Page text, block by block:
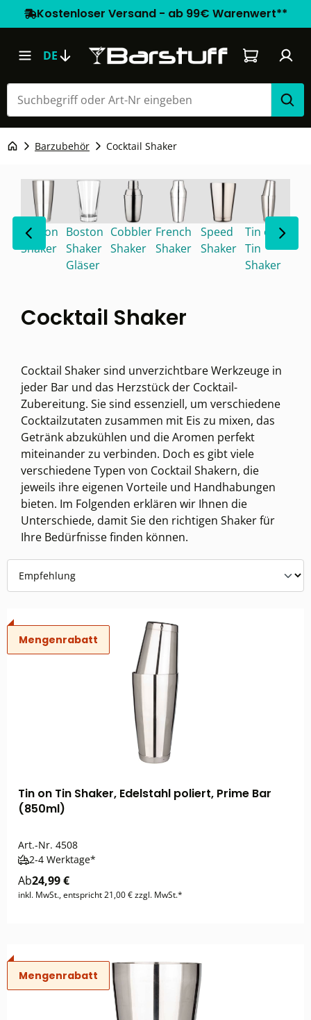
Kostenloser Versand - ab 99€ Warenwert**
DE Warenkorb
Barzubehör Cocktail Shaker
Boston
Shaker
Boston
Shaker
Gläser
Cobbler
Shaker
French
Shaker
Speed
Shaker
Tin on
Tin
Shaker
Cocktail Shaker
Cocktail Shaker sind unverzichtbare Werkzeuge in
jeder Bar und das Herzstück der Cocktail-
Zubereitung. Sie sind essenziell, um verschiedene
Cocktailzutaten zusammen mit Eis zu mixen, das
Getränk abzukühlen und die Aromen perfekt
miteinander zu verbinden. Doch es gibt viele
verschiedene Typen von Cocktail Shakern, die
jeweils ihre eigenen Vorteile und Handhabungen
bieten. Im Folgenden erklären wir Ihnen die
Unterschiede, damit Sie den richtigen Shaker für
Ihre Bedürfnisse finden können.
Mengenrabatt
Tin on Tin Shaker, Edelstahl poliert, Prime Bar
(850ml)
Art.-Nr. 4508
2-4 Werktage*
Ab24,99 €
inkl. MwSt., entspricht 21,00 € zzgl. MwSt.*
Mengenrabatt